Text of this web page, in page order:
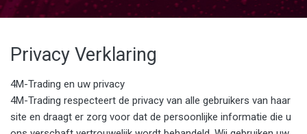
Privacy Verklaring
4M-Trading en uw privacy
4M-Trading respecteert de privacy van alle gebruikers van haar
site en draagt er zorg voor dat de persoonlijke informatie die u